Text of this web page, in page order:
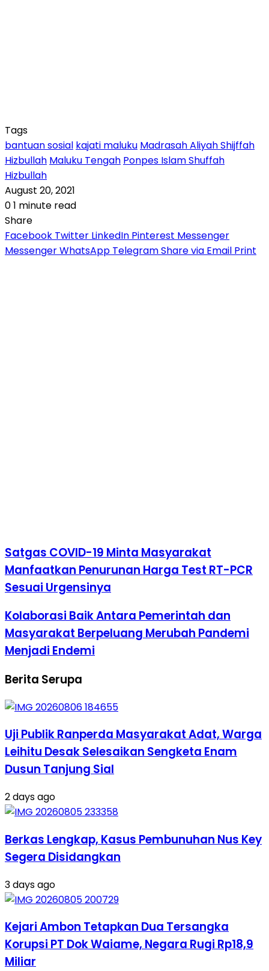
Tags
bantuan sosial kajati maluku Madrasah Aliyah Shijffah
Hizbullah Maluku Tengah Ponpes Islam Shuffah
Hizbullah
August 20, 2021
01 minute read
Share
Facebook Twitter LinkedIn Pinterest Messenger
MessengerWhatsApp TelegramShare via Email Print
Satgas COVID-19 Minta Masyarakat
Manfaatkan Penurunan Harga Test RT-PCR
Sesuai Urgensinya
Kolaborasi Baik Antara Pemerintah dan
Masyarakat Berpeluang Merubah Pandemi
Menjadi Endemi
Berita Serupa
Uji Publik Ranperda Masyarakat Adat, Warga
Leihitu Desak Selesaikan Sengketa Enam
Dusun Tanjung Sial
2 days ago
Berkas Lengkap, Kasus Pembunuhan Nus Key
Segera Disidangkan
3 days ago
Kejari Ambon Tetapkan Dua Tersangka
Korupsi PT Dok Waiame, Negara Rugi Rp18,9
Miliar